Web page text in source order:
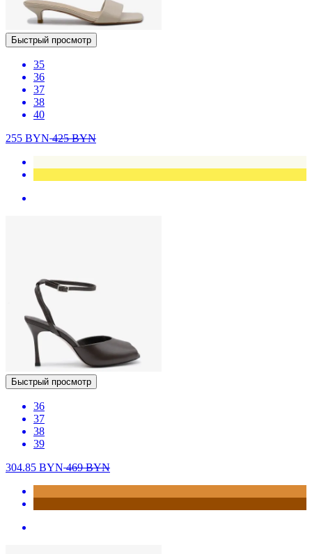
Быстрый просмотр
35
36
37
38
40
255 BYN425BYN
Быстрый просмотр
36
37
38
39
304.85 BYN469BYN